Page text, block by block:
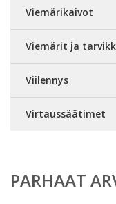
Viemärikaivot
Viemärit ja
Viilennys
Virtaussäätimet
PARHAAT